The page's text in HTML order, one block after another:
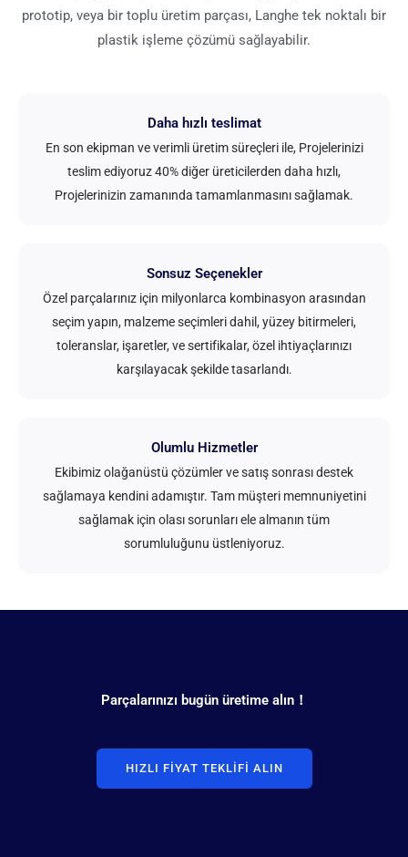
prototip, veya bir toplu üretim parçası, Langhe tek noktalı bir
plastik işleme çözümü sağlayabilir.
Daha hızlı teslimat
En son ekipman ve verimli üretim süreçleri ile, Projelerinizi
teslim ediyoruz 40% diğer üreticilerden daha hızlı,
Projelerinizin zamanında tamamlanmasını sağlamak.
Sonsuz Seçenekler
Özel parçalarınız için milyonlarca kombinasyon arasından
seçim yapın, malzeme seçimleri dahil, yüzey bitirmeleri,
toleranslar, işaretler, ve sertifikalar, özel ihtiyaçlarınızı
karşılayacak şekilde tasarlandı.
Olumlu Hizmetler
Ekibimiz olağanüstü çözümler ve satış sonrası destek
sağlamaya kendini adamıştır. Tam müşteri memnuniyetini
sağlamak için olası sorunları ele almanın tüm
sorumluluğunu üstleniyoruz.
Parçalarınızı bugün üretime alın！
HIZLI FIYAT TEKLIFI ALIN